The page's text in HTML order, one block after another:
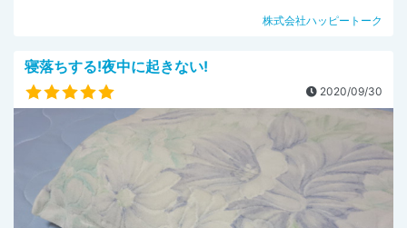
株式会社ハッピートーク
寝落ちする!夜中に起きない!
2020/09/30